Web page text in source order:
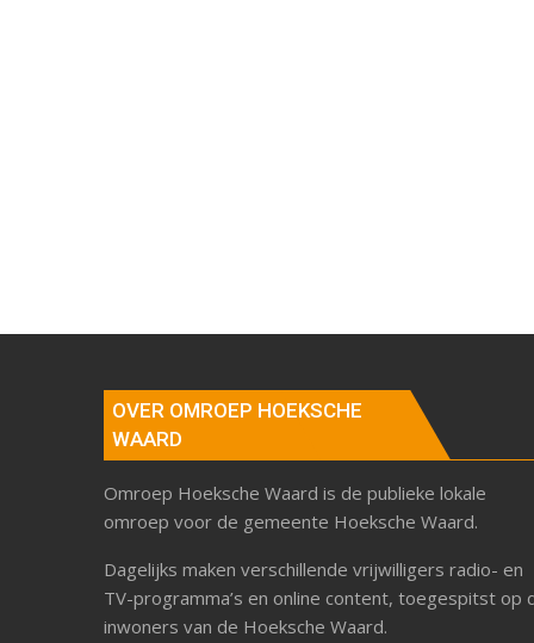
OVER OMROEP HOEKSCHE
WAARD
Omroep Hoeksche Waard is de publieke lokale
omroep voor de gemeente Hoeksche Waard.
Dagelijks maken verschillende vrijwilligers radio- en
TV-programma’s en online content, toegespitst op
inwoners van de Hoeksche Waard.